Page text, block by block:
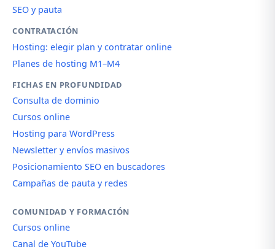
SEO y pauta
CONTRATACIÓN
Hosting: elegir plan y contratar online
Planes de hosting M1–M4
FICHAS EN PROFUNDIDAD
Consulta de dominio
Cursos online
Hosting para WordPress
Newsletter y envíos masivos
Posicionamiento SEO en buscadores
Campañas de pauta y redes
COMUNIDAD Y FORMACIÓN
Cursos online
Canal de YouTube